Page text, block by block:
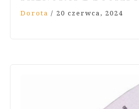
Dorota / 20 czerwca, 2024